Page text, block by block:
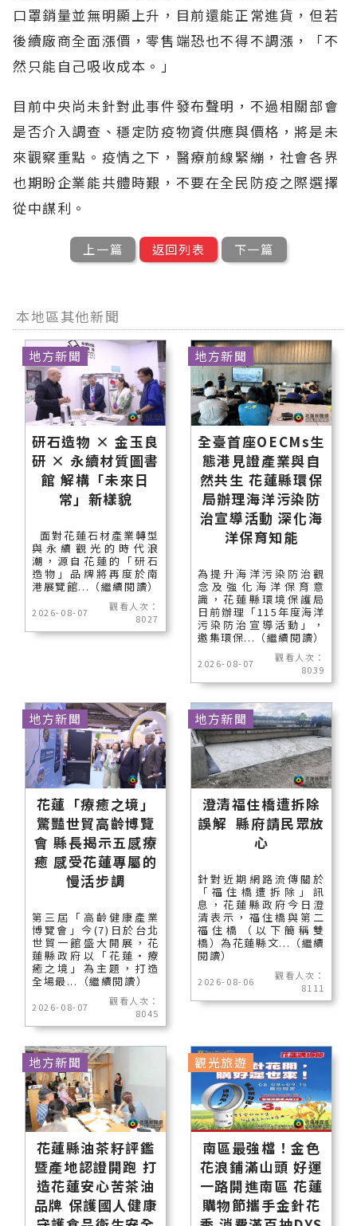
口罩銷量並無明顯上升，目前還能正常進貨，但若
後續廠商全面漲價，零售端恐也不得不調漲，「不
然只能自己吸收成本。」
目前中央尚未針對此事件發布聲明，不過相關部會
是否介入調查、穩定防疫物資供應與價格，將是未
來觀察重點。疫情之下，醫療前線緊繃，社會各界
也期盼企業能共體時艱，不要在全民防疫之際選擇
從中謀利。
上一篇 返回列表 下一篇
本地區其他新聞
研石造物 × 金玉良
研 × 永續材質圖書
館 解構「未來日
常」新樣貌
面對花蓮石材產業轉型
與永續觀光的時代浪
潮，源自花蓮的「研石
造物」品牌將再度於南
港展覽館...（繼續閱讀）
2026-08-07
觀看人次：
8027
地方新聞
全臺首座OECMs生
態港見證產業與自
然共生 花蓮縣環保
局辦理海洋污染防
治宣導活動 深化海
洋保育知能
為提升海洋污染防治觀
念及強化海洋保育意
識，花蓮縣環境保護局
日前辦理「115年度海洋
污染防治宣導活動」，
邀集環保...（繼續閱讀）
2026-08-07
觀看人次：
8039
地方新聞
花蓮「療癒之境」
驚豔世貿高齡博覽
會 縣長揭示五感療
癒 感受花蓮專屬的
慢活步調
第三屆「高齡健康產業
博覽會」今(7)日於台北
世貿一館盛大開展，花
蓮縣政府以「花蓮‧療
癒之境」為主題，打造
全場最...（繼續閱讀）
2026-08-07
觀看人次：
8045
地方新聞
澄清福住橋遭拆除
誤解 縣府請民眾放
心
針對近期網路流傳關於
「福住橋遭拆除」訊
息，花蓮縣政府今日澄
清表示，福住橋與第二
福住橋（以下簡稱雙
橋）為花蓮縣文...（繼續
閱讀）
2026-08-06
觀看人次：
8111
地方新聞
花蓮縣油茶籽評鑑
暨產地認證開跑 打
造花蓮安心苦茶油
品牌 保護國人健康
地方新聞
南區最強檔！金色
花浪鋪滿山頭 好運
一路開進南區 花蓮
購物節攜手金針花
觀光旅遊